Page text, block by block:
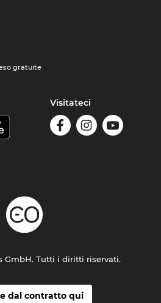
gratuite
Visitateci
dal contratto qui
GmbH. Tutti i diritti riservati.